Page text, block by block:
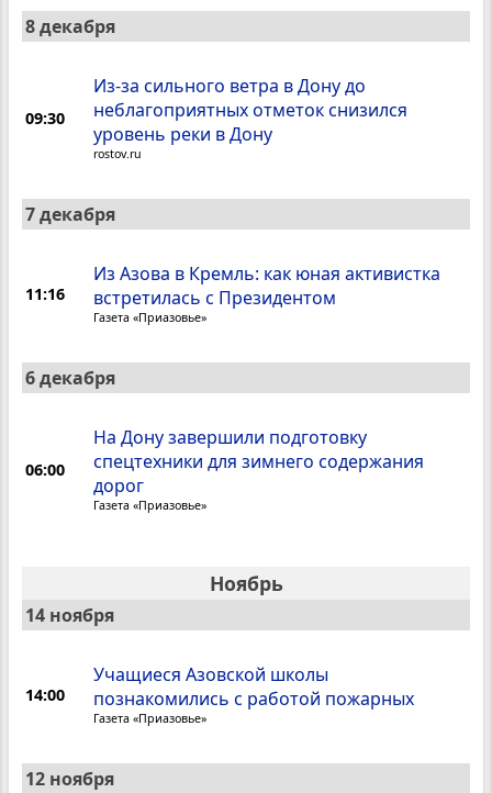
8 декабря
09:30
Из-за сильного ветра в Дону до
неблагоприятных отметок снизился
уровень реки в Дону
rostov.ru
7 декабря
11:16
Из Азова в Кремль: как юная активистка
встретилась с Президентом
Газета «Приазовье»
6 декабря
06:00
На Дону завершили подготовку
спецтехники для зимнего содержания
дорог
Газета «Приазовье»
Ноябрь
14 ноября
14:00
Учащиеся Азовской школы
познакомились с работой пожарных
Газета «Приазовье»
12 ноября